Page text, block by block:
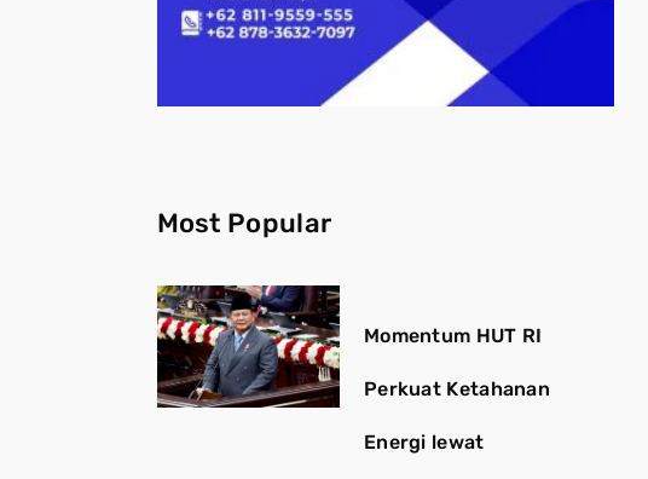
Most Popular
Momentum HUT RI
Perkuat Ketahanan
Energi lewat